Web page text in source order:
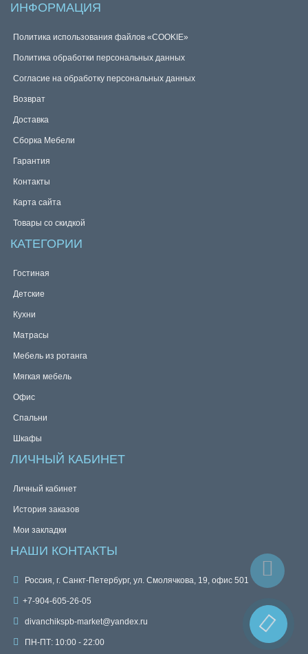
ИНФОРМАЦИЯ
Политика использования файлов «COOKIE»
Политика обработки персональных данных
Согласие на обработку персональных данных
Возврат
Доставка
Сборка Мебели
Гарантия
Контакты
Карта сайта
Товары со скидкой
КАТЕГОРИИ
Гостиная
Детские
Кухни
Матрасы
Мебель из ротанга
Мягкая мебель
Офис
Спальни
Шкафы
ЛИЧНЫЙ КАБИНЕТ
Личный кабинет
История заказов
Мои закладки
НАШИ КОНТАКТЫ
Россия, г. Санкт-Петербург, ул. Смолячкова, 19, офис 501
+7-904-605-26-05
divanchikspb-market@yandex.ru
ПН-ПТ: 10:00 - 22:00